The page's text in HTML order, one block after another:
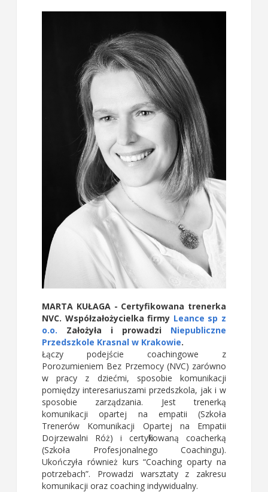
MARTA KUŁAGA- Certyfikowana trenerka
NVC. Współzałożycielka firmy Leance sp z
o.o. Założyła i prowadzi Niepubliczne
Przedszkole Krasnal w Krakowie.
Łączy podejście coachingowe z
Porozumieniem Bez Przemocy (NVC) zarówno
w pracy z dziećmi, sposobie komunikacji
pomiędzy interesariuszami przedszkola, jak i w
sposobie zarządzania. Jest trenerką
komunikacji opartej na empatii (Szkoła
Trenerów Komunikacji Opartej na Empatii
Dojrzewalni Róż) i certyfikowaną coacherką
(Szkoła Profesjonalnego Coachingu).
Ukończyła również kurs “Coaching oparty na
potrzebach”. Prowadzi warsztaty z zakresu
komunikacji oraz coaching indywidualny.